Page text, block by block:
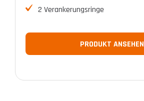
2 Verankerungsringe
PRODUKT ANSEHEN